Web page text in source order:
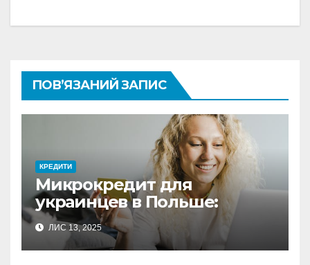
ПОВ’ЯЗАНИЙ ЗАПИС
КРЕДИТИ
Микрокредит для
украинцев в Польше:
полное руководство по
выбору оптимального
решения
ЛИС 13, 2025